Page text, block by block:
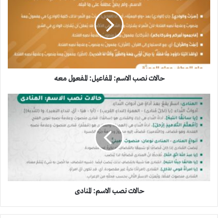
المفاعيل:
المفعول
معه
حالات نصب الاسم: المفاعيل: المفعول معه
حالات
الاسم:
المنادى
حالات نصب الاسم: المنادى